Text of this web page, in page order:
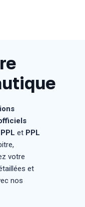
PPL et PPL
votre
et
nos